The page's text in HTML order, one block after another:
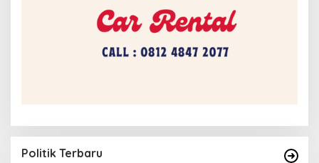
Politik Terbaru